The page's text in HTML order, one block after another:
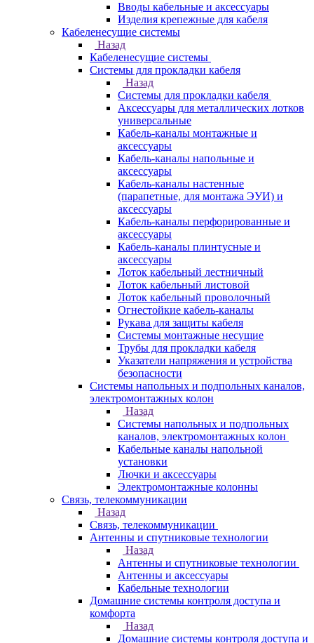
Вводы кабельные и аксессуары
Изделия крепежные для кабеля
Кабеленесущие системы
Назад
Кабеленесущие системы
Системы для прокладки кабеля
Назад
Системы для прокладки кабеля
Аксессуары для металлических лотков
универсальные
Кабель-каналы монтажные и
аксессуары
Кабель-каналы напольные и
аксессуары
Кабель-каналы настенные
(парапетные, для монтажа ЭУИ) и
аксессуары
Кабель-каналы перфорированные и
аксессуары
Кабель-каналы плинтусные и
аксессуары
Лоток кабельный лестничный
Лоток кабельный листовой
Лоток кабельный проволочный
Огнестойкие кабель-каналы
Рукава для защиты кабеля
Системы монтажные несущие
Трубы для прокладки кабеля
Указатели напряжения и устройства
безопасности
Системы напольных и подпольных каналов,
электромонтажных колон
Назад
Системы напольных и подпольных
каналов, электромонтажных колон
Кабельные каналы напольной
установки
Лючки и аксессуары
Электромонтажные колонны
Связь, телекоммуникации
Назад
Связь, телекоммуникации
Антенны и спутниковые технологии
Назад
Антенны и спутниковые технологии
Антенны и аксессуары
Кабельные технологии
Домашние системы контроля доступа и
комфорта
Назад
Домашние системы контроля доступа и